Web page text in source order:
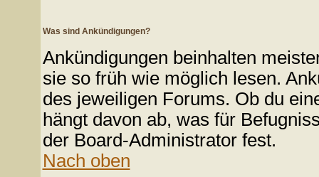
Was sind Ankündigungen?
Ankündigungen beinhalten
sie so früh wie möglich lesen.
des jeweiligen Forums. Ob du
hängt davon ab, was für
der Board-Administrator fest.
Nach oben